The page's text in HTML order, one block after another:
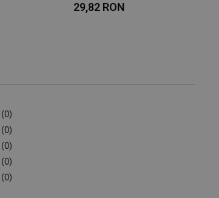
29,82 RON
(0)
(0)
(0)
(0)
(0)